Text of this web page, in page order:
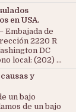
en USA.
Embajada de
2220 R
DC
local: (202) ...
y
un bajo
de un bajo